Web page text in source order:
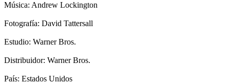
Música: Andrew Lockington
Fotografía: David Tattersall
Estudio: Warner Bros.
Distribuidor: Warner Bros.
País: Estados Unidos